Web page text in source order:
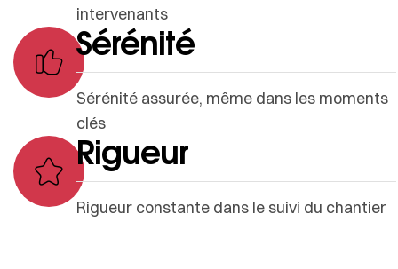
intervenants
Sérénité
Sérénité assurée, même dans les moments
clés
Rigueur
Rigueur constante dans le suivi du chantier